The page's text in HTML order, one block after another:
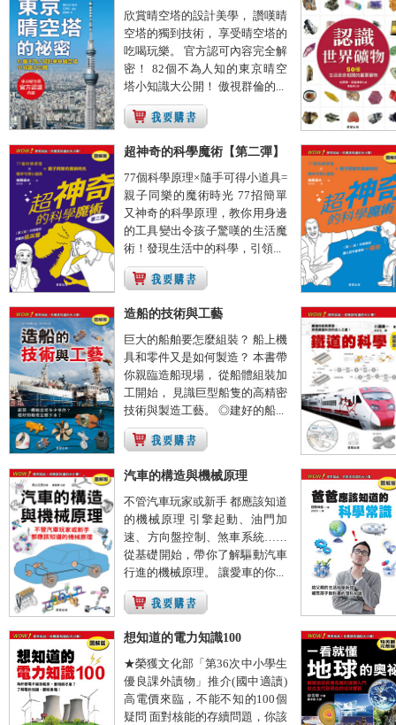
欣賞晴空塔的設計美學， 讚嘆晴
空塔的獨到技術， 享受晴空塔的
吃喝玩樂。 官方認可內容完全解
密！ 82個不為人知的東京晴空
塔小知識大公開！ 傲視群倫的...
超神奇的科學魔術【第二彈】
77個科學原理×隨手可得小道具=
親子同樂的魔術時光 77招簡單
又神奇的科學原理，教你用身邊
的工具變出令孩子驚嘆的生活魔
術！發現生活中的科學，引領...
造船的技術與工藝
巨大的船舶要怎麼組裝？ 船上機
具和零件又是如何製造？ 本書帶
你親臨造船現場， 從船體組裝加
工開始， 見識巨型船隻的高精密
技術與製造工藝。 ◎建好的船...
汽車的構造與機械原理
不管汽車玩家或新手 都應該知道
的機械原理 引擎起動、油門加
速、方向盤控制、煞車系統……
從基礎開始，帶你了解驅動汽車
行進的機械原理。 讓愛車的你...
想知道的電力知識100
★榮獲文化部「第36次中小學生
優良課外讀物」推介(國中適讀)
高電價來臨，不能不知的100個
疑問 面對核能的存續問題，你該